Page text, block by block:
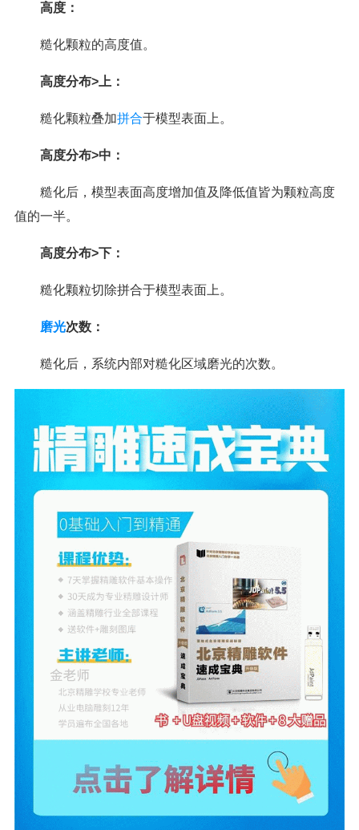
高度：
糙化颗粒的高度值。
高度分布>上：
糙化颗粒叠加拼合于模型表面上。
高度分布>中：
糙化后，模型表面高度增加值及降低值皆为颗粒高度
值的一半。
高度分布>下：
糙化颗粒切除拼合于模型表面上。
磨光次数：
糙化后，系统内部对糙化区域磨光的次数。